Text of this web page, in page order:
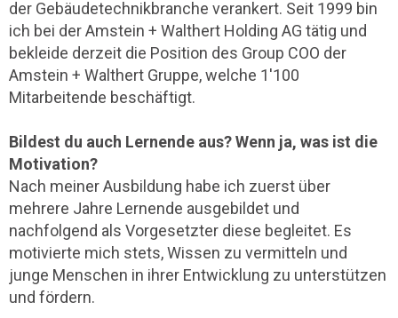
der Gebäudetechnikbranche verankert. Seit 1999 bin
ich bei der Amstein + Walthert Holding AG tätig und
bekleide derzeit die Position des Group COO der
Amstein + Walthert Gruppe, welche 1'100
Mitarbeitende beschäftigt.
Bildest du auch Lernende aus? Wenn ja, was ist die
Motivation?
Nach meiner Ausbildung habe ich zuerst über
mehrere Jahre Lernende ausgebildet und
nachfolgend als Vorgesetzter diese begleitet. Es
motivierte mich stets, Wissen zu vermitteln und
junge Menschen in ihrer Entwicklung zu unterstützen
und fördern.